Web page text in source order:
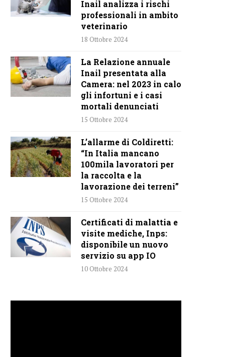
Inail analizza i rischi
professionali in ambito
veterinario
18 Ottobre 2024
La Relazione annuale
Inail presentata alla
Camera: nel 2023 in calo
gli infortuni e i casi
mortali denunciati
15 Ottobre 2024
L’allarme di Coldiretti:
“In Italia mancano
100mila lavoratori per
la raccolta e la
lavorazione dei terreni”
15 Ottobre 2024
Certificati di malattia e
visite mediche, Inps:
disponibile un nuovo
servizio su app IO
10 Ottobre 2024